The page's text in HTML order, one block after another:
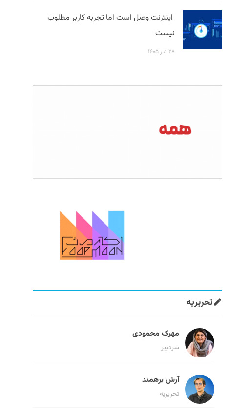
اینترنت وصل است اما تجربه کاربر مطلوب
نیست
۲۸ تیر ۱۴۰۵
تحریریه
مهرک محمودی
سردبیر
آرش برهمند
تحریریه